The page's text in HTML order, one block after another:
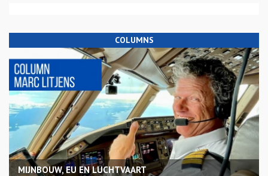
COLUMNS
MIJNBOUW, EU EN LUCHTVAART